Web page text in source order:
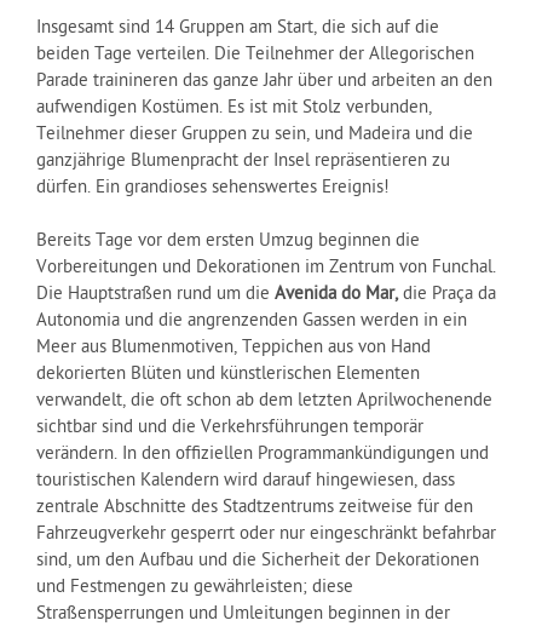
Insgesamt sind 14 Gruppen am Start, die sich auf die
beiden Tage verteilen. Die Teilnehmer der Allegorischen
Parade trainineren das ganze Jahr über und arbeiten an den
aufwendigen Kostümen. Es ist mit Stolz verbunden,
Teilnehmer dieser Gruppen zu sein, und Madeira und die
ganzjährige Blumenpracht der Insel repräsentieren zu
dürfen. Ein grandioses sehenswertes Ereignis!
Bereits Tage vor dem ersten Umzug beginnen die
Vorbereitungen und Dekorationen im Zentrum von Funchal.
Die Hauptstraßen rund um die Avenida do Mar,die Praça da
Autonomia und die angrenzenden Gassen werden in ein
Meer aus Blumenmotiven, Teppichen aus von Hand
dekorierten Blüten und künstlerischen Elementen
verwandelt, die oft schon ab dem letzten Aprilwochenende
sichtbar sind und die Verkehrsführungen temporär
verändern. In den offiziellen Programmankündigungen und
touristischen Kalendern wird darauf hingewiesen, dass
zentrale Abschnitte des Stadtzentrums zeitweise für den
Fahrzeugverkehr gesperrt oder nur eingeschränkt befahrbar
sind, um den Aufbau und die Sicherheit der Dekorationen
und Festmengen zu gewährleisten; diese
Straßensperrungen und Umleitungen beginnen in der